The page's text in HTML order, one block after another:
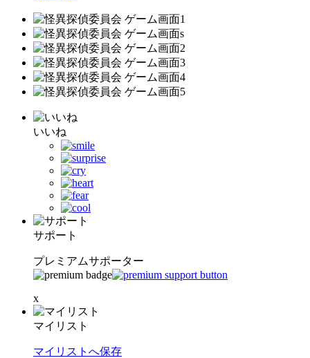
いいね
サポート
プレミアムサポーター
x
マイリスト
マイリストへ保存